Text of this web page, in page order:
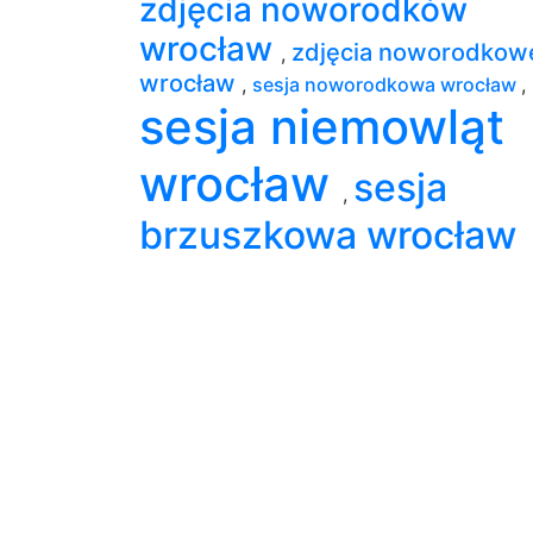
zdjęcia noworodków
wrocław , zdjęcia
wrocław , sesja noworodkowa wrocław ,
sesja niemowląt
wrocław
, sesja
brzuszkowa wrocław